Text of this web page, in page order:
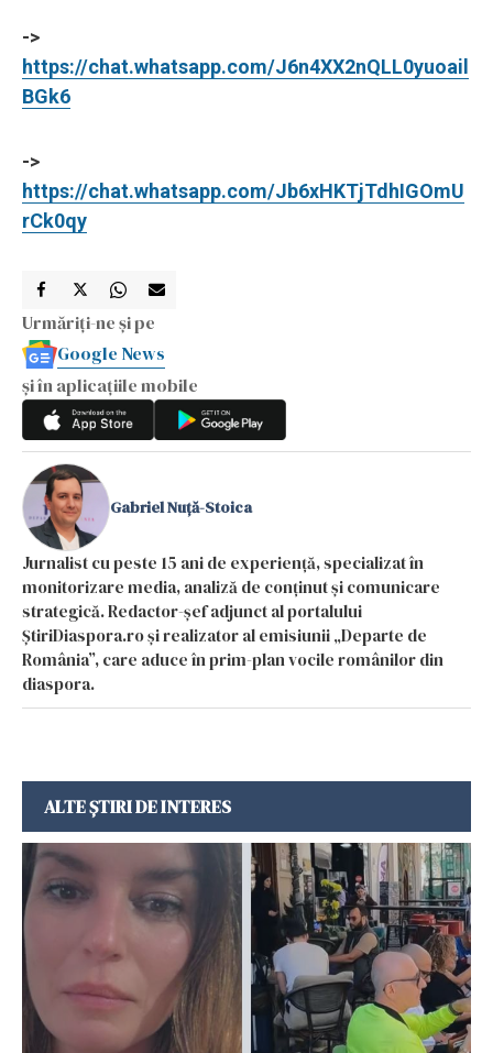
->
https://chat.whatsapp.com/J6n4XX2nQLL0yuoail
BGk6
->
https://chat.whatsapp.com/Jb6xHKTjTdhIGOmU
rCk0qy
Urmăriți-ne și pe
Google News
și în aplicațiile mobile
Gabriel Nuță-Stoica
Jurnalist cu peste 15 ani de experiență, specializat în
monitorizare media, analiză de conținut și comunicare
strategică. Redactor-șef adjunct al portalului
ȘtiriDiaspora.ro și realizator al emisiunii „Departe de
România”, care aduce în prim-plan vocile românilor din
diaspora.
ALTE ȘTIRI DE INTERES